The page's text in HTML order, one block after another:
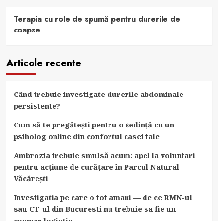
Terapia cu role de spumă pentru durerile de
coapse
Articole recente
Când trebuie investigate durerile abdominale
persistente?
Cum să te pregătești pentru o ședință cu un
psiholog online din confortul casei tale
Ambrozia trebuie smulsă acum: apel la voluntari
pentru acțiune de curățare în Parcul Natural
Văcărești
Investigatia pe care o tot amani — de ce RMN-ul
sau CT-ul din Bucuresti nu trebuie sa fie un